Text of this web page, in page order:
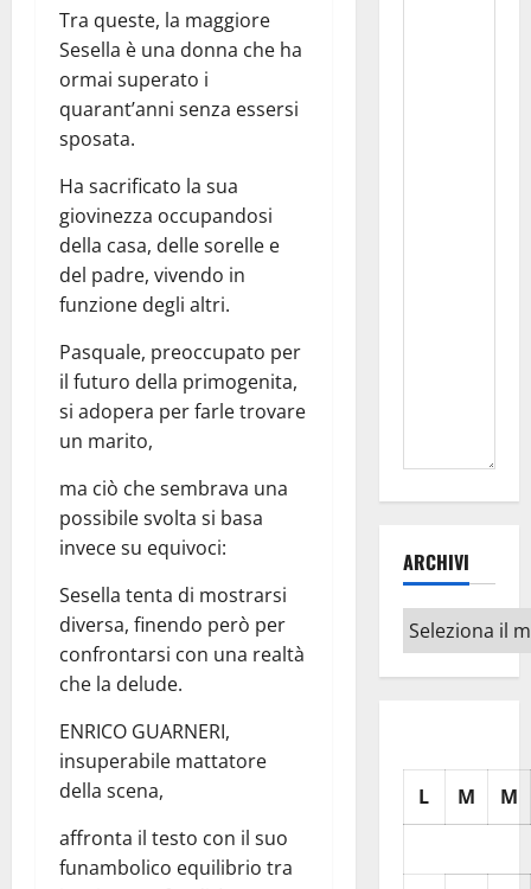
Tra queste, la maggiore
Sesella è una donna che ha
ormai superato i
quarant’anni senza essersi
sposata.
Ha sacrificato la sua
giovinezza occupandosi
della casa, delle sorelle e
del padre, vivendo in
funzione degli altri.
Pasquale, preoccupato per
il futuro della primogenita,
si adopera per farle trovare
un marito,
ma ciò che sembrava una
possibile svolta si basa
invece su equivoci:
Sesella tenta di mostrarsi
diversa, finendo però per
confrontarsi con una realtà
che la delude.
ENRICO GUARNERI,
insuperabile mattatore
della scena,
affronta il testo con il suo
funambolico equilibrio tra
ARCHIVI
Archivi
L M M